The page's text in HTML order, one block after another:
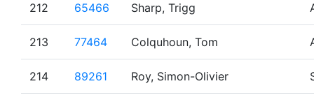
212 65466 Sharp, Trigg
213 77464 Colquhoun, Tom
214 89261 Roy, Simon-Olivier